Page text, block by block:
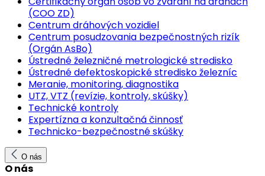
(COO ZD)
Centrum dráhových vozidiel
Centrum posudzovania bezpečnostných rizík
(Orgán AsBo)
Ústredné železničné metrologické stredisko
Ústredné defektoskopické stredisko železníc
Meranie, monitoring, diagnostika
UTZ, VTZ (revízie, kontroly, skúšky)
Technické kontroly
Expertízna a konzultačná činnosť
Technicko-bezpečnostné skúšky
O nás
O nás